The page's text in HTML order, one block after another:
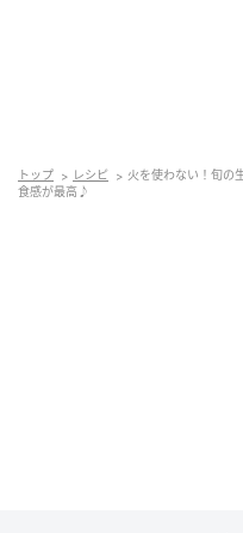
オクラ……6本
トップ レシピ
火を使わない！旬の
食感が最高♪